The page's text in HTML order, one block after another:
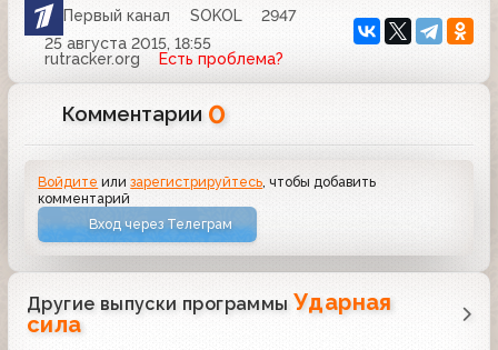
Первый канал SOKOL
2947
25 августа 2015, 18:55
rutracker.org
Есть проблема?
Комментарии 0
Войдите илизарегистрируйтесь , чтобы добавить
комментарий
Вход через Телеграм
Другие выпуски программы Ударная
сила